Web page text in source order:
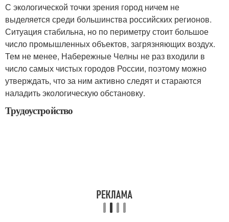
С экологической точки зрения город ничем не
выделяется среди большинства российских регионов.
Ситуация стабильна, но по периметру стоит большое
число промышленных объектов, загрязняющих воздух.
Тем не менее, Набережные Челны не раз входили в
число самых чистых городов России, поэтому можно
утверждать, что за ним активно следят и стараются
наладить экологическую обстановку.
Трудоустройство